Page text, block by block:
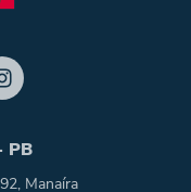
PB
Manaíra